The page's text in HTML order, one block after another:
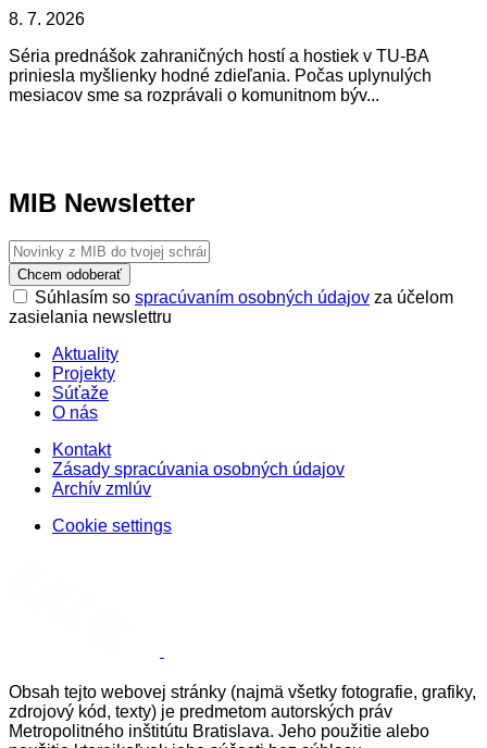
8. 7. 2026
Séria prednášok zahraničných hostí a hostiek v TU-BA
priniesla myšlienky hodné zdieľania. Počas uplynulých
mesiacov sme sa rozprávali o komunitnom býv...
MIB Newsletter
Chcem odoberať
Súhlasím so spracúvaním osobných údajov za účelom
zasielania newslettru
Aktuality
Projekty
Súťaže
O nás
Kontakt
Zásady spracúvania osobných údajov
Archív zmlúv
Cookie settings
Obsah tejto webovej stránky (najmä všetky fotografie, grafiky,
zdrojový kód, texty) je predmetom autorských práv
Metropolitného inštitútu Bratislava. Jeho použitie alebo